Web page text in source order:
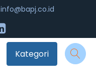
info@bapj.co.id
Kategori